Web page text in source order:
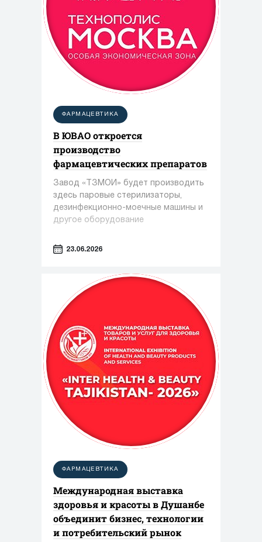
ФАРМАЦЕВТИКА
В ЮВАО откроется
производство
фармацевтических препаратов
Завод «ТЗМОИ» будет производить
здесь паровые стерилизаторы,
дезинфекционно-моечные машины и
другое оборудование
23.06.2026
ФАРМАЦЕВТИКА
Международная выставка
здоровья и красоты в Душанбе
объединит бизнес, технологии
и потребительский рынок